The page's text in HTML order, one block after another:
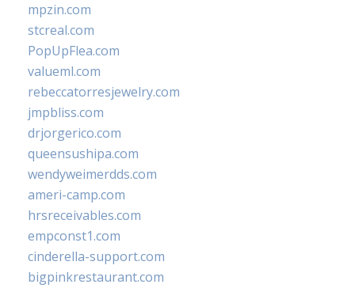
mpzin.com
stcreal.com
PopUpFlea.com
valueml.com
rebeccatorresjewelry.com
jmpbliss.com
drjorgerico.com
queensushipa.com
wendyweimerdds.com
ameri-camp.com
hrsreceivables.com
empconst1.com
cinderella-support.com
bigpinkrestaurant.com